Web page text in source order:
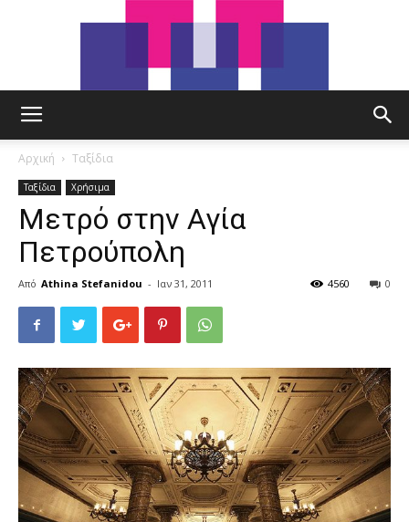
Αρχική Ταξίδια
Ταξίδια Χρήσιμα
Μετρό στην Αγία
Πετρούπολη
Από Athina Stefanidou - Ιαν 31, 2011 0
4560